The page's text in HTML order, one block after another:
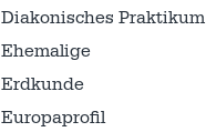
Diakonisches Praktikum
Ehemalige
Erdkunde
Europaprofil